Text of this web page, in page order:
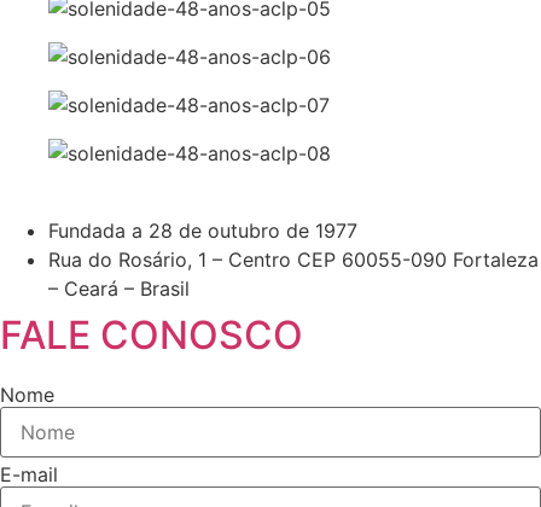
Fundada a 28 de outubro de 1977
Rua do Rosário, 1 – Centro CEP 60055-090 Fortaleza
– Ceará – Brasil
FALE CONOSCO
Nome
E-mail